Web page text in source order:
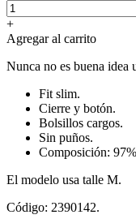
+
Agregar al carrito
Nunca no es buena idea
Fit slim.
Cierre y botón.
Bolsillos cargos.
Sin puños.
Composición:
El modelo usa talle M.
Código: 2390142.